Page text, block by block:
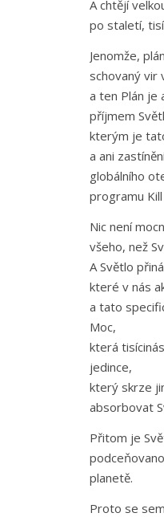
A chtějí
po staletí,
Jenomže,
schovaný vir
a ten Plán je
příjmem
kterým je
a ani
globálního
programu
Nic není
všeho, než
A Světlo
které v nás
a tato
Moc,
která
jedince,
který skrze
absorbovat
Přitom je
planetě.
Proto se